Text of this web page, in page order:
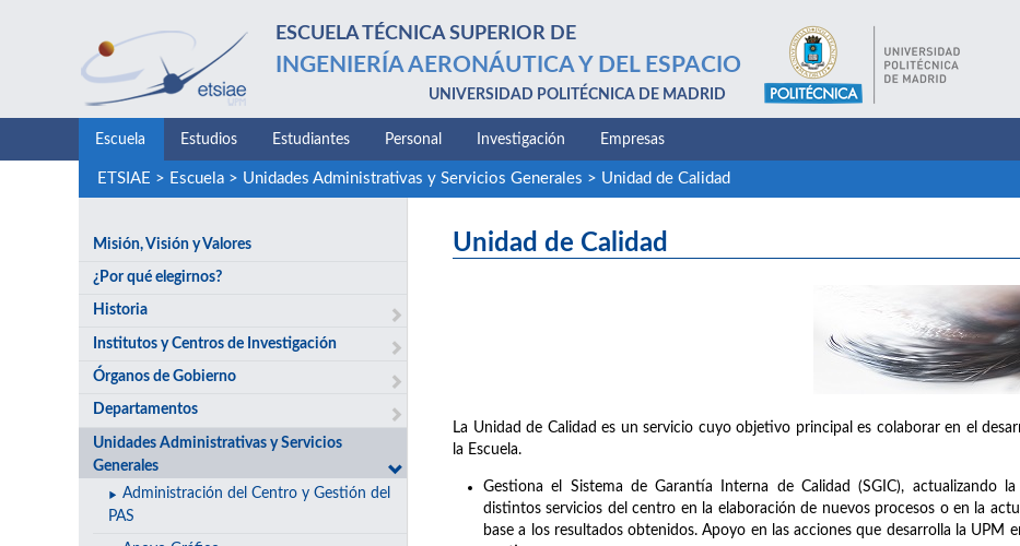
ESCUELA TÉCNICA SUPERIOR DE
INGENIERÍA AERONÁUTICA Y DEL ESPACIO
UNIVERSIDAD POLITÉCNICA DE MADRID
Escuela Estudios Estudiantes Personal Investigación Empresas
ETSIAE > Escuela> Unidades Administrativas y Servicios Generales > Unidad de Calidad
Misión, Visión y Valores
¿Por qué elegirnos?
Historia
Institutos y Centros de Investigación
Órganos de Gobierno
Departamentos
Unidades Administrativas y Servicios
Generales
Administración del Centro y Gestión del
PAS
Unidad de Calidad
La Unidad de Calidad es un servicio cuyo objetivo principal es colaborar en el
la Escuela.
Gestiona el Sistema de Garantía Interna de Calidad (SGIC), actualizando
distintos servicios del centro en la elaboración de nuevos procesos o en la
base a los resultados obtenidos. Apoyo en las acciones que desarrolla la UPM